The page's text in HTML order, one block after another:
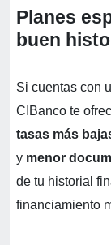
Planes
buen
Si cuentas con
CIBanco te
tasas más
y menor
de tu historial
financiamiento